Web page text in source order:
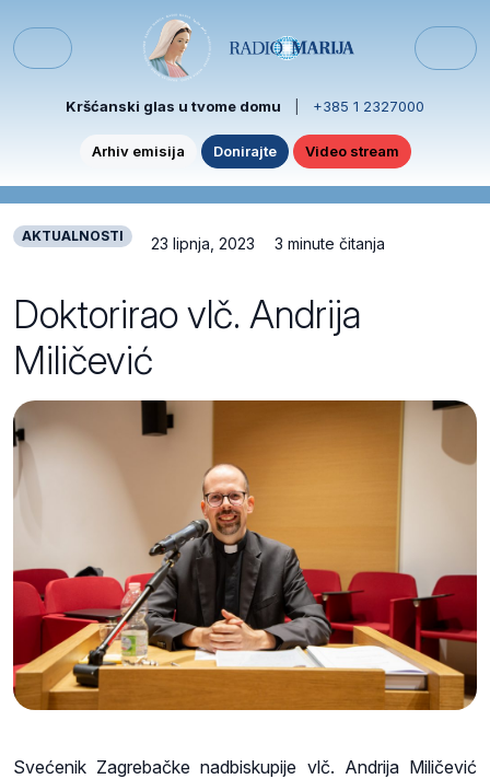
Menu
Kršćanski glas u tvome domu +385 1 2327000
Arhiv emisija Donirajte Video stream
AKTUALNOSTI 23 lipnja, 2023 3 minute čitanja
Doktorirao vlč. Andrija
Miličević
Svećenik Zagrebačke nadbiskupije vlč. Andrija Miličević